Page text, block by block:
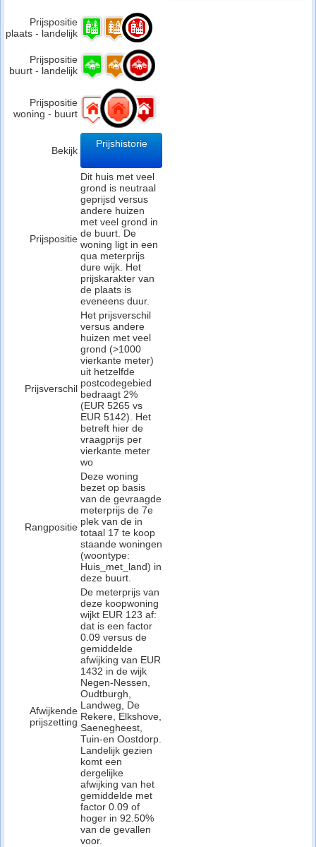
Prijspositie
plaats - landelijk
Prijspositie
buurt - landelijk
Prijspositie
woning - buurt
Bekijk
Prijshistorie
Prijspositie
Dit huis met veel
grond is neutraal
geprijsd versus
andere huizen
met veel grond in
de buurt. De
woning ligt in een
qua meterprijs
dure wijk. Het
prijskarakter van
de plaats is
eveneens duur.
Prijsverschil
Het prijsverschil
versus andere
huizen met veel
grond (>1000
vierkante meter)
uit hetzelfde
postcodegebied
bedraagt 2%
(EUR 5265 vs
EUR 5142). Het
betreft hier de
vraagprijs per
vierkante meter
wo
Rangpositie
Deze woning
bezet op basis
van de gevraagde
meterprijs de 7e
plek van de in
totaal 17 te koop
staande woningen
(woontype:
Huis_met_land) in
deze buurt.
Afwijkende
prijszetting
De meterprijs van
deze koopwoning
wijkt EUR 123 af:
dat is een factor
0.09 versus de
gemiddelde
afwijking van EUR
1432 in de wijk
Negen-Nessen,
Oudtburgh,
Landweg, De
Rekere, Elkshove,
Saenegheest,
Tuin-en Oostdorp.
Landelijk gezien
komt een
dergelijke
afwijking van het
gemiddelde met
factor 0.09 of
hoger in 92.50%
van de gevallen
voor.